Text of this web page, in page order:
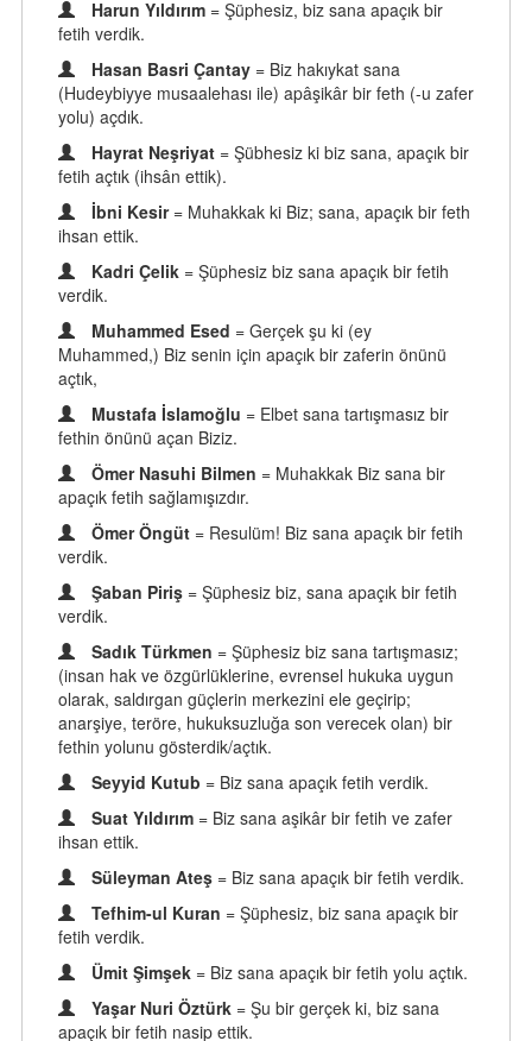
Harun Yıldırım = Şüphesiz, biz sana apaçık bir
fetih verdik.
Hasan Basri Çantay = Biz hakıykat sana
(Hudeybiyye musaalehası ile) apâşikâr bir feth (-u zafer
yolu) açdık.
Hayrat Neşriyat = Şübhesiz ki biz sana, apaçık bir
fetih açtık (ihsân ettik).
İbni Kesir = Muhakkak ki Biz; sana, apaçık bir feth
ihsan ettik.
Kadri Çelik = Şüphesiz biz sana apaçık bir fetih
verdik.
Muhammed Esed = Gerçek şu ki (ey
Muhammed,) Biz senin için apaçık bir zaferin önünü
açtık,
Mustafa İslamoğlu = Elbet sana tartışmasız bir
fethin önünü açan Biziz.
Ömer Nasuhi Bilmen = Muhakkak Biz sana bir
apaçık fetih sağlamışızdır.
Ömer Öngüt = Resulüm! Biz sana apaçık bir fetih
verdik.
Şaban Piriş = Şüphesiz biz, sana apaçık bir fetih
verdik.
Sadık Türkmen = Şüphesiz biz sana tartışmasız;
(insan hak ve özgürlüklerine, evrensel hukuka uygun
olarak, saldırgan güçlerin merkezini ele geçirip;
anarşiye, teröre, hukuksuzluğa son verecek olan) bir
fethin yolunu gösterdik/açtık.
Seyyid Kutub = Biz sana apaçık fetih verdik.
Suat Yıldırım = Biz sana aşikâr bir fetih ve zafer
ihsan ettik.
Süleyman Ateş = Biz sana apaçık bir fetih verdik.
Tefhim-ul Kuran = Şüphesiz, biz sana apaçık bir
fetih verdik.
Ümit Şimşek = Biz sana apaçık bir fetih yolu açtık.
Yaşar Nuri Öztürk = Şu bir gerçek ki, biz sana
apaçık bir fetih nasip ettik.